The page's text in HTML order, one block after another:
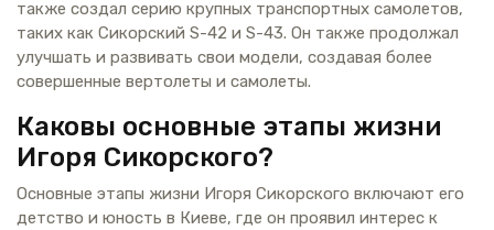
также создал серию крупных транспортных самолетов,
таких как Сикорский S-42 и S-43. Он также продолжал
улучшать и развивать свои модели, создавая более
совершенные вертолеты и самолеты.
Каковы основные этапы жизни
Игоря Сикорского?
Основные этапы жизни Игоря Сикорского включают его
детство и юность в Киеве, где он проявил интерес к